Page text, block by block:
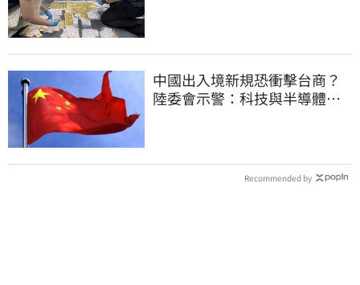
中國出入境新規恐衝擊台商？
陸委會示警：科技與半導體從
Recommended by